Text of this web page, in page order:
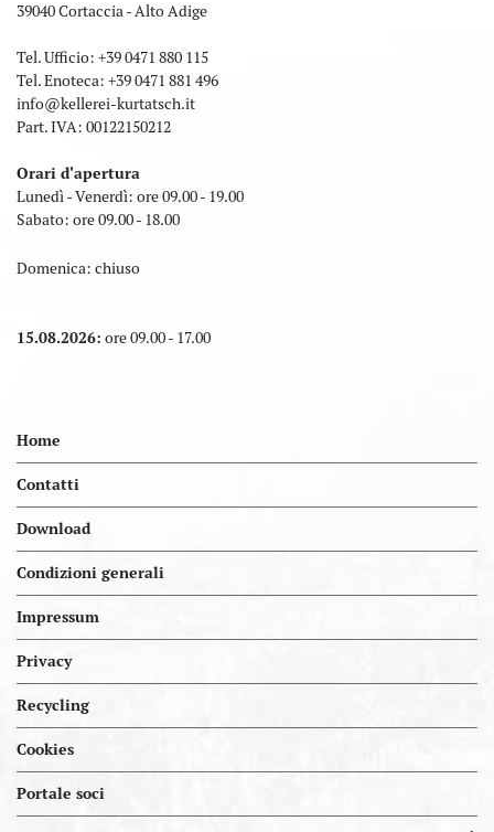
39040 Cortaccia - Alto Adige
Tel. Ufficio: +39 0471 880 115
Tel. Enoteca: +39 0471 881 496
info@kellerei-kurtatsch.it
Part. IVA: 00122150212
Orari d'apertura
Lunedì - Venerdì: ore 09.00 - 19.00
Sabato: ore 09.00 - 18.00
Domenica: chiuso
15.08.2026: ore 09.00 - 17.00
Home
Contatti
Download
Condizioni generali
Impressum
Privacy
Recycling
Cookies
Portale soci
Portal.kellereien